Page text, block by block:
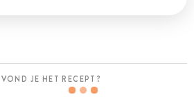
JE HET RECEPT?